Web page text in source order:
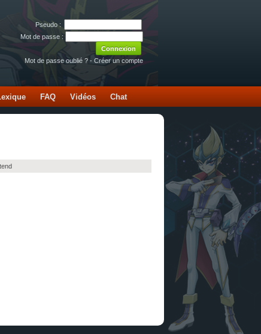
Pseudo :
Mot de passe :
Mot de passe oublié ? - Créer un compte
FAQ Vidéos Chat